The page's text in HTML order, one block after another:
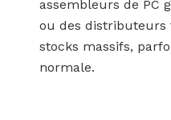
assembleurs de PC
ou des distributeurs
stocks massifs,
normale.